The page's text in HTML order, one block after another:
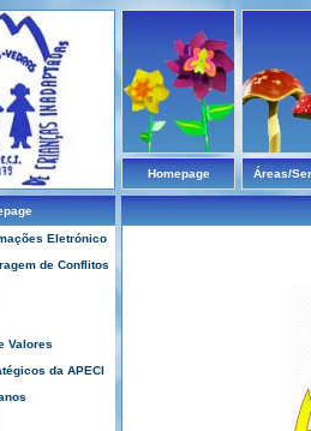
Homepage Áreas/
Eletrónico
de Conflitos
Valores
da APECI